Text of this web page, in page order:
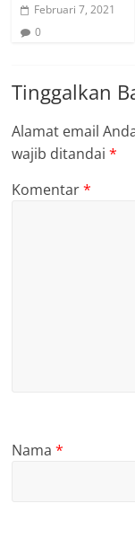
Februari 7, 2021
0
Tinggalkan
Alamat email
wajib ditandai*
Komentar*
Nama*